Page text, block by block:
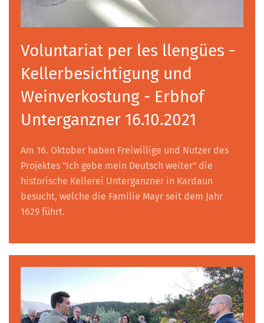
Voluntariat per les llengües -
Kellerbesichtigung und
Weinverkostung - Erbhof
Unterganzner 16.10.2021
Am 16. Oktober haben Freiwillige und Nutzer des
Projektes "Ich gebe mein Deutsch weiter" die
historische Kellerei Unterganzner in Kardaun
besucht, welche die Familie Mayr seit dem Jahr
1629 führt.